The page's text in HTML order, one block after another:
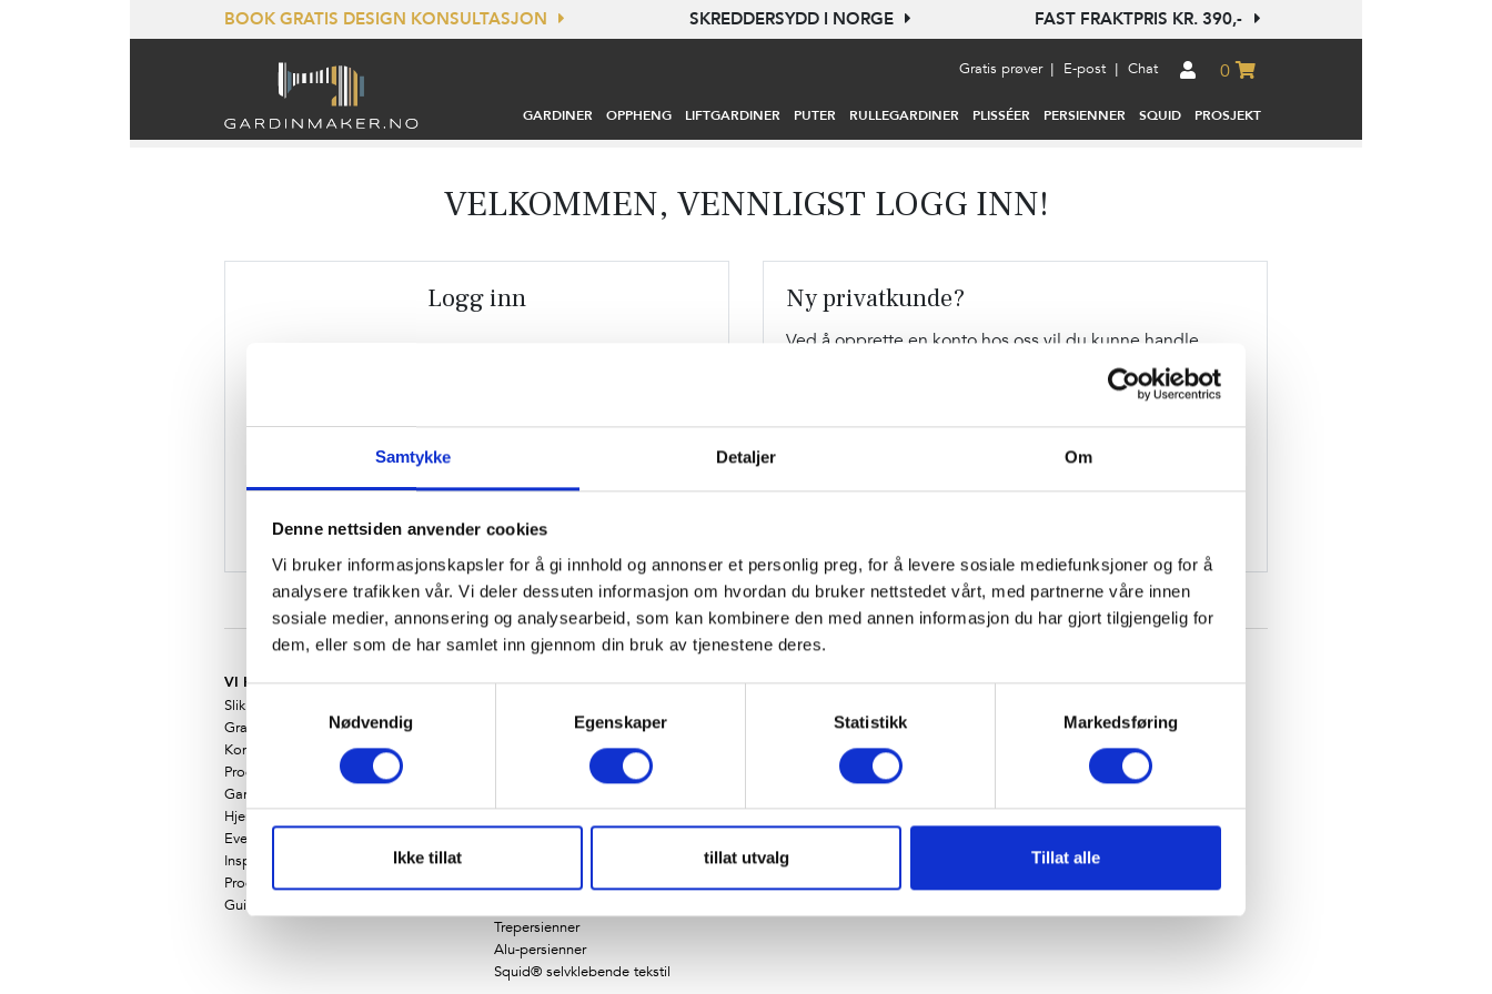
Samtykke Detaljer Om
Denne nettsiden anvender cookies
Vi bruker informasjonskapsler for å gi innhold og annonser et personlig preg, for å levere sosiale mediefunksjoner og for å
analysere trafikken vår. Vi deler dessuten informasjon om hvordan du bruker nettstedet vårt, med partnerne våre innen
sosiale medier, annonsering og analysearbeid, som kan kombinere den med annen informasjon du har gjort tilgjengelig for
dem, eller som de har samlet inn gjennom din bruk av tjenestene deres.
Nødvendig
Egenskaper Statistikk Markedsføring
Ikke tillat tillat utvalg Tillat alle
BOOK GRATIS DESIGN KONSULTASJON SKREDDERSYDD I NORGE FAST FRAKTPRIS KR. 390,-
Gratis prøver | E-post | Chat 0
GARDINER OPPHENG LIFTGARDINER PUTER RULLEGARDINER PLISSÉER PERSIENNER SQUID PROSJEKT
VELKOMMEN, VENNLIGST LOGG INN!
Ny privatkunde?
Ved å opprette en konto hos oss vil du kunne handle
raskere, være oppdatert om en ordrestatus og følge med
Logg inn
Passord:
Husk meg
Glemt passord?
VI HJELPER DEG!
Slik bestiller du
Gratis fargeprøver
Kontakt vårt designteam
Produktkatalog
Gardinguide
Hjemme hos Halvor Bakke
Eventyrlig Oppussing
Inspirasjonsbloggen
Produktveileder og målskjema
Guide til mål og montering
PRODUKTSORTIMENT
Gardinholder
Enkel plissègardin
Trepersienner
Alu-persienner
Squid® selvklebende tekstil
OM OSS
Eksklusive merkevarer
Vårt virtuelle showroom
Energisparing og miljø
KUNDESERVICE
Mine ordre
Ønskeliste
Salgs- og leveringsbetingelser
Kontakt vårt designteam